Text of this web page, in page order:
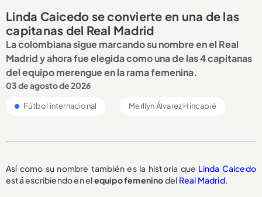
Linda Caicedo se convierte en una de las
capitanas del Real Madrid
La colombiana sigue marcando su nombre en el Real
Madrid y ahora fue elegida como una de las 4 capitanas
del equipo merengue en la rama femenina.
03 de agosto de 2026
Fútbol internacional Merllyn Álvarez Hincapié
Así como su nombre también es la historia que Linda Caicedo
está escribiendo en elequipo femeninodel Real Madrid.